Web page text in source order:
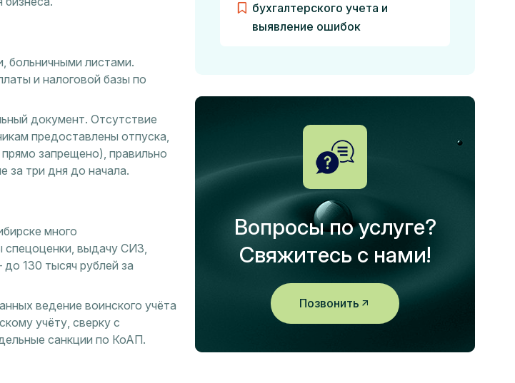
больничными листами.
и налоговой базы по
документ. Отсутствие
предоставлены отпуска,
запрещено), правильно
за три дня до начала.
много
спецоценки, выдачу СИЗ,
130 тысяч рублей за
ведение воинского учёта
учёту, сверку с
санкции по КоАП.
бухгалтерского учета и
выявление ошибок
Вопросы по услуге?
Свяжитесь с нами!
Позвонить